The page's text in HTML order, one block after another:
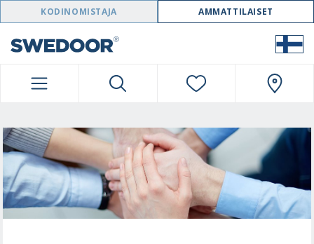
SWEDOOR NAVIGATION
KODINOMISTAJA AMMATTILAISET